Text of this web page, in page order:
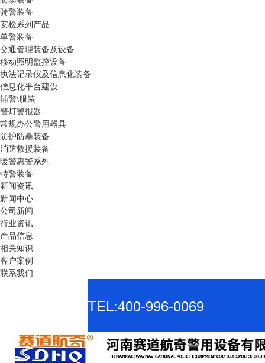
骑警装备
安检系列产品
单警装备
交通管理装备及设备
移动照明监控设备
执法记录仪及信息化装备
信息化平台建设
辅警\服装
警灯警报器
常规办公警用器具
防护防暴装备
消防救援装备
暖警惠警系列
特警装备
新闻资讯
新闻中心
公司新闻
行业资讯
产品信息
相关知识
客户案例
联系我们
TEL:400-996-0069